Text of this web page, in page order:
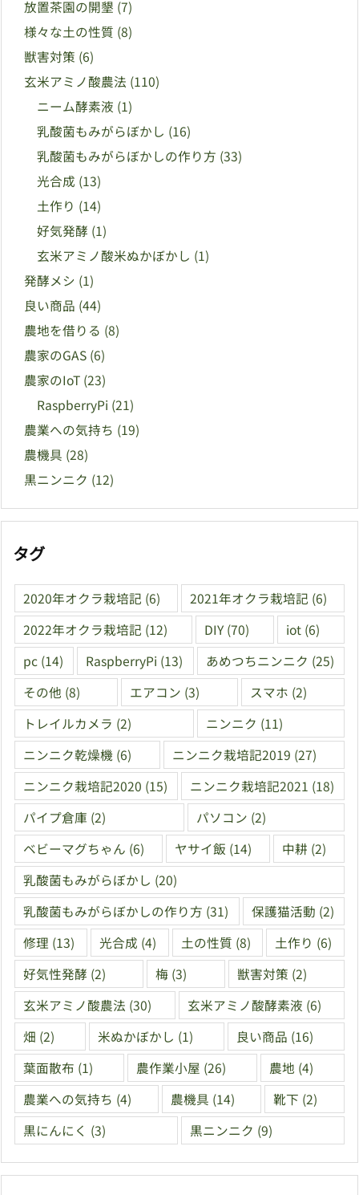
放置茶園の開墾 (7)
様々な土の性質 (8)
獣害対策 (6)
玄米アミノ酸農法 (110)
ニーム酵素液 (1)
乳酸菌もみがらぼかし (16)
乳酸菌もみがらぼかしの作り方 (33)
光合成 (13)
土作り (14)
好気発酵 (1)
玄米アミノ酸米ぬかぼかし (1)
発酵メシ (1)
良い商品 (44)
農地を借りる (8)
農家のGAS (6)
農家のIoT (23)
RaspberryPi (21)
農業への気持ち (19)
農機具 (28)
黒ニンニク (12)
タグ
2020年オクラ栽培記 (6) 2021年オクラ栽培記 (6)
2022年オクラ栽培記 (12) DIY (70) iot (6)
pc (14) RaspberryPi (13) あめつちニンニク (25)
その他 (8) エアコン (3) スマホ (2)
トレイルカメラ (2) ニンニク (11)
ニンニク乾燥機 (6) ニンニク栽培記2019 (27)
ニンニク栽培記2020 (15) ニンニク栽培記2021 (18)
パイプ倉庫 (2) パソコン (2)
ベビーマグちゃん (6) ヤサイ飯 (14) 中耕 (2)
乳酸菌もみがらぼかし (20)
乳酸菌もみがらぼかしの作り方 (31) 保護猫活動 (2)
修理 (13) 光合成 (4) 土の性質 (8) 土作り (6)
好気性発酵 (2) 梅 (3) 獣害対策 (2)
玄米アミノ酸農法 (30) 玄米アミノ酸酵素液 (6)
畑 (2) 米ぬかぼかし (1) 良い商品 (16)
葉面散布 (1) 農作業小屋 (26) 農地 (4)
農業への気持ち (4) 農機具 (14) 靴下 (2)
黒にんにく (3) 黒ニンニク (9)